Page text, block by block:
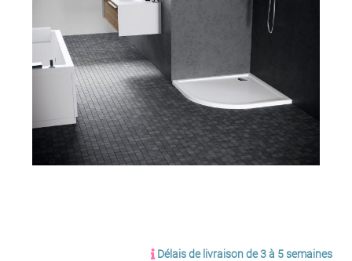
Délais de livraison de 3 à 5 semaines